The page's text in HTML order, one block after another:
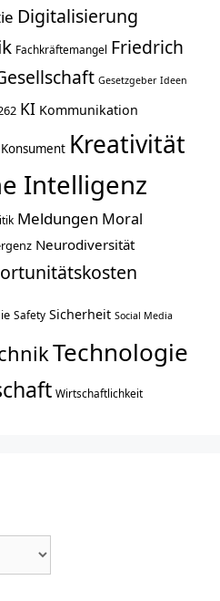
Digitalisierung
Fachkräftemangel Friedrich
Gesetzgeber Ideen
KI Kommunikation
Konsument Kreativität
Intelligenz
Meldungen Moral
Neurodiversität
Safety Sicherheit Social Media
Technologie
Wirtschaftlichkeit